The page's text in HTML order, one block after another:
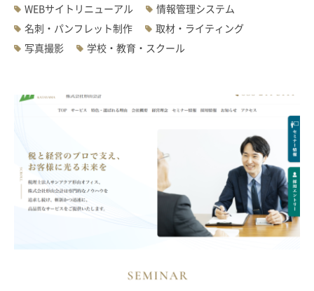
WEBサイトリニューアル
情報管理システム
名刺・パンフレット制作
取材・ライティング
写真撮影
学校・教育・スクール